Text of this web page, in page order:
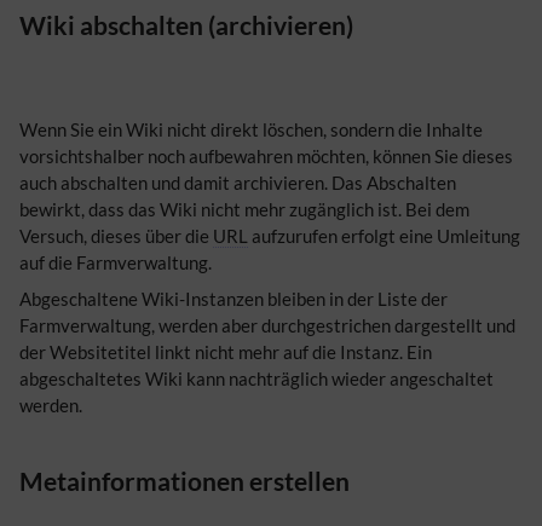
Wiki abschalten (archivieren)
Wenn Sie ein Wiki nicht direkt löschen, sondern die Inhalte
vorsichtshalber noch aufbewahren möchten, können Sie dieses
auch abschalten und damit archivieren. Das Abschalten
bewirkt, dass das Wiki nicht mehr zugänglich ist. Bei dem
Versuch, dieses über die URL aufzurufen erfolgt eine Umleitung
auf die Farmverwaltung.
Abgeschaltene Wiki-Instanzen bleiben in der Liste der
Farmverwaltung, werden aber durchgestrichen dargestellt und
der Websitetitel linkt nicht mehr auf die Instanz. Ein
abgeschaltetes Wiki kann nachträglich wieder angeschaltet
werden.
Metainformationen erstellen